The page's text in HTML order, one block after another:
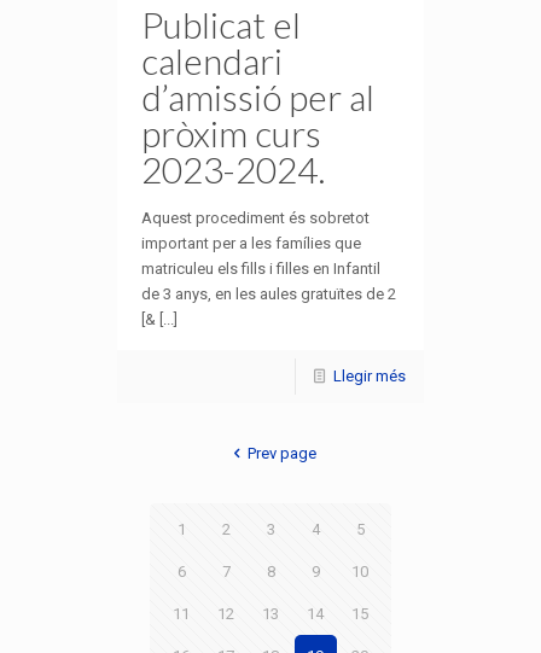
Publicat el
calendari
d’amissió per al
pròxim curs
2023-2024.
Aquest procediment és sobretot
important per a les famílies que
matriculeu els fills i filles en Infantil
de 3 anys, en les aules gratuïtes de 2
[& [...]
Llegir més
Prev page
1 2 3 4 5
6 7 8 9 10
11 12 13 14 15